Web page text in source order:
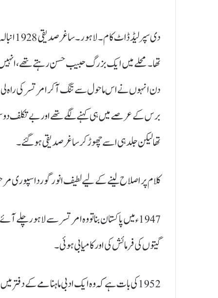
دی
تھا۔ محلے میں ایک بزرگ حبیب حسن رہتے تھے،
برس کے عرصے میں ہی کہنے لگے تھے اور بے تکلف
تھا لیکن جلد ہی اسے چھوڑ کر ساغر صدیقی ہو گئے۔
کلام پر اصلاح لینے کے لیے لطیف انور گورداسپوری
1947ء میں پاکستان بنا تو وہ امرتسر سے لاہور
گیتوں کی فرمائش کی اور کامیابی ہوئی۔
1952 کی بات ہے کہ وہ ایک ادبی ماہنامے کے